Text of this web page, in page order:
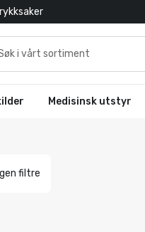
Medisinsk utstyr
filtre